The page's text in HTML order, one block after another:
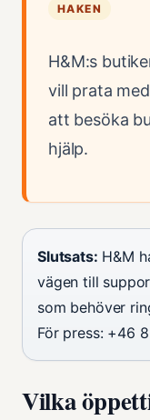
HAKEN
H&M:s
vill prata
att besöka
hjälp.
Slutsats: H&M
vägen till
som behöver
För press: +46
Vilka